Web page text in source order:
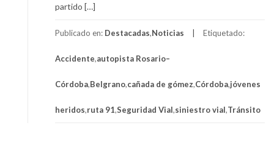
partido […]
Publicado en: Destacadas,Noticias Etiquetado:
Accidente,autopista Rosario–
Córdoba,Belgrano,cañada de gómez,Córdoba,jóvenes
heridos,ruta 91,Seguridad Vial,siniestro vial,Tránsito